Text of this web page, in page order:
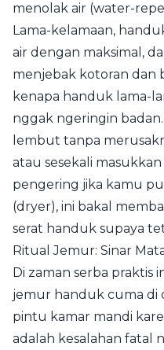
menolak air (water-
Lama-kelamaan,
air dengan maksimal,
menjebak kotoran dan
kenapa handuk lama-
nggak ngeringin
lembut tanpa
atau sesekali
pengering jika kamu
(dryer), ini bakal
serat handuk supaya
Ritual Jemur: Sinar
Di zaman serba praktis
jemur handuk cuma di
pintu kamar mandi
adalah kesalahan fatal